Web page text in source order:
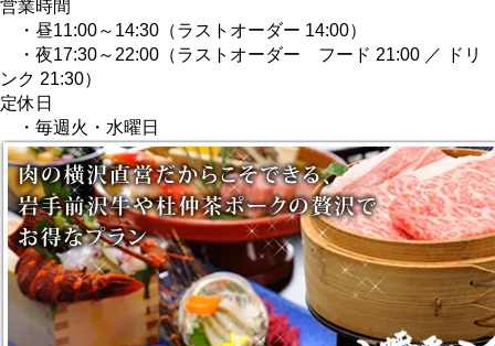
営業時間
・昼11:00～14:30（ラストオーダー 14:00）
・夜17:30～22:00（ラストオーダー フード 21:00 ／ ドリ
ンク 21:30）
定休日
・毎週火・水曜日